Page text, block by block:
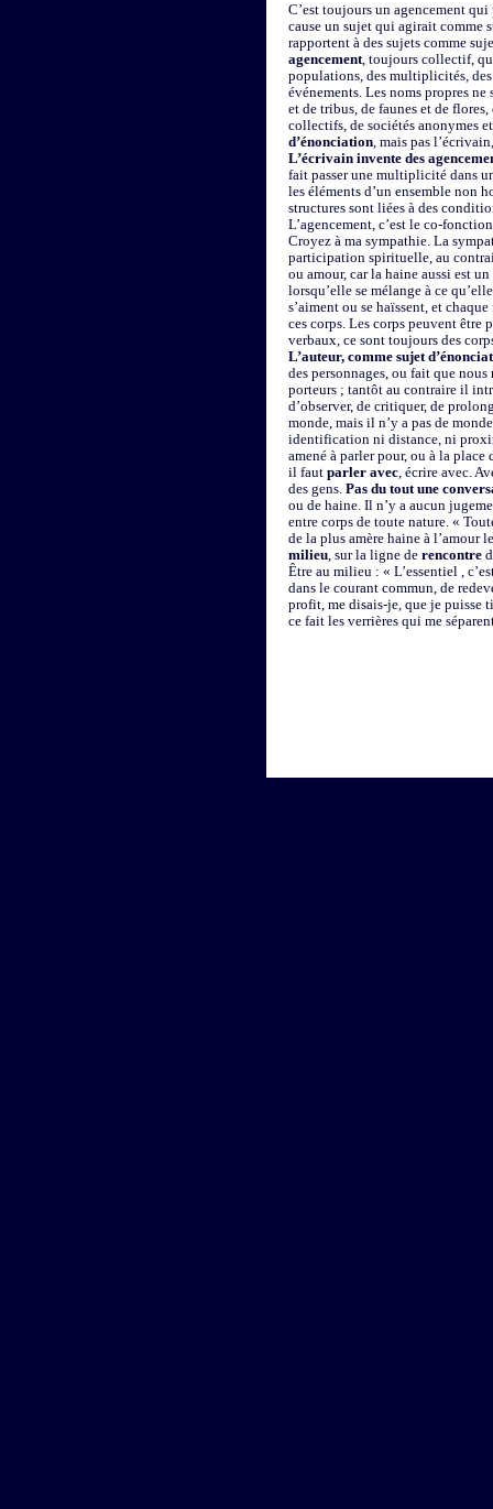
C’est toujours un agencement
cause un sujet qui agirait comme
rapportent à des sujets comme
agencement, toujours collectif,
populations, des multiplicités, des
événements. Les noms propres ne
et de tribus, de faunes et de
collectifs, de sociétés anonymes
d’énonciation, mais pas
L’écrivain invente des
fait passer une multiplicité dans
les éléments d’un ensemble non
structures sont liées à des
L’agencement, c’est le co-
Croyez à ma sympathie. La
participation spirituelle, au
ou amour, car la haine aussi est
lorsqu’elle se mélange à ce
s’aiment ou se haïssent, et
ces corps. Les corps peuvent
verbaux, ce sont toujours des
L’auteur, comme sujet
des personnages, ou fait que
porteurs ; tantôt au contraire il
d’observer, de critiquer, de
monde, mais il n’y a pas de
identification ni distance, ni
amené à parler pour, ou à la
il faut parler avec, écrire avec.
des gens. Pas du tout une
ou de haine. Il n’y a aucun
entre corps de toute nature. «
de la plus amère haine à l’amour
milieu, sur la ligne de rencontre
Être au milieu : « L’essentiel ,
dans le courant commun, de
profit, me disais-je, que je puisse
ce fait les verrières qui me